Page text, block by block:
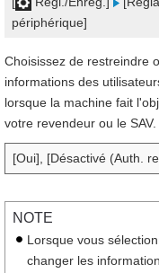
périphérique]
Choisissez de restreindre
informations des
lorsque la machine fait
votre revendeur ou le SAV.
[Oui], [Désactivé (Auth.
NOTE
Lorsque vous
changer les